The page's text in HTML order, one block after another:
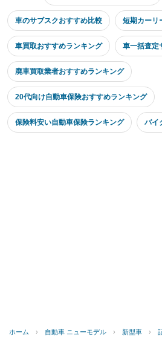
車のサブスクおすすめ比較 短期カーリ
車買取おすすめランキング 車一括査定
廃車買取業者おすすめランキング
20代向け自動車保険おすすめランキング
保険料安い自動車保険ランキング バイ
ホーム › 自動車 ニューモデル › 新型車 ›